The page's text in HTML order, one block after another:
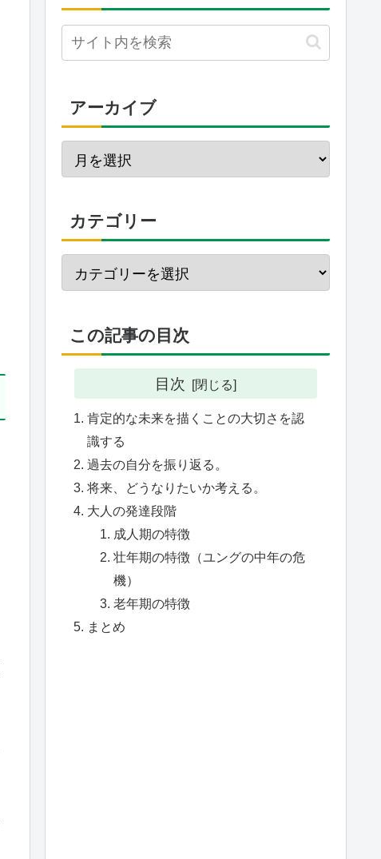
アーカイブ
カテゴリー
この記事の目次
目次
肯定的な未来を描くことの大切さを認
識する
過去の自分を振り返る。
将来、どうなりたいか考える。
大人の発達段階
成人期の特徴
壮年期の特徴（ユングの中年の危
機）
老年期の特徴
まとめ